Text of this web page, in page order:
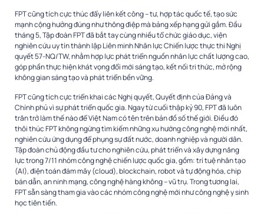
FPT cũng tích cực thúc đẩy liên kết công – tư, hợp tác quốc tế, tạo sức
mạnh cộng hưởng đúng như thông điệp mà bảng xếp hạng gửi gắm. Đầu
tháng 5, Tập đoàn FPT đã bắt tay cùng nhiều tổ chức giáo dục, viện
nghiên cứu uy tín thành lập Liên minh Nhân lực Chiến lược thực thi Nghị
quyết 57-NQ/TW, nhằm hợp lực phát triển nguồn nhân lực chất lượng cao,
góp phần thực hiện khát vọng đổi mới sáng tạo, kết nối tri thức, mở rộng
không gian sáng tạo và phát triển bền vững.
FPT cũng tích cực triển khai các Nghị quyết, Quyết định của Đảng và
Chính phủ vì sự phát triển quốc gia. Ngay từ cuối thập kỷ 90, FPT đã luôn
trăn trở làm thế nào để Việt Nam có tên trên bản đồ số thế giới. Điều đó
thôi thúc FPT không ngừng tìm kiếm những xu hướng công nghệ mới nhất,
nghiên cứu ứng dụng để phụng sự đất nước, doanh nghiệp và người dân.
Tập đoàn chủ động đầu tư cho nghiên cứu, phát triển và xây dựng năng
lực trong 7/11 nhóm công nghệ chiến lược quốc gia, gồm: trí tuệ nhân tạo
(AI), điện toán đám mây (cloud), blockchain, robot và tự động hóa, chip
bán dẫn, an ninh mạng, công nghệ hàng không – vũ trụ. Trong tương lai,
FPT sẵn sàng tham gia vào các nhóm công nghệ mới như công nghệ y sinh
học tiên tiến.